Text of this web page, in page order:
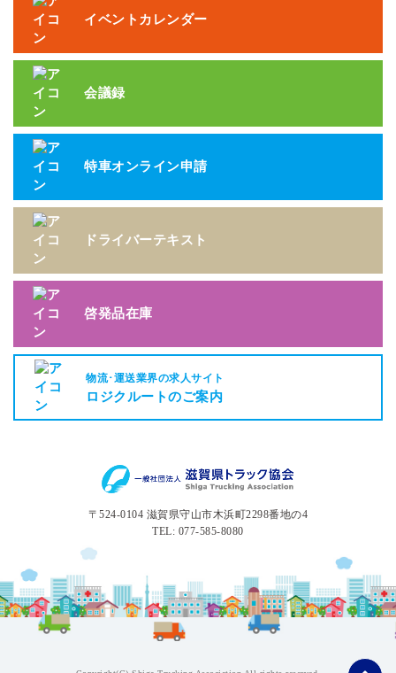
イベントカレンダー
会議録
特車オンライン申請
ドライバーテキスト
啓発品在庫
物流･運送業界の求人サイト
ロジクルートのご案内
〒524-0104 滋賀県守山市木浜町2298番地の4
TEL: 077-585-8080